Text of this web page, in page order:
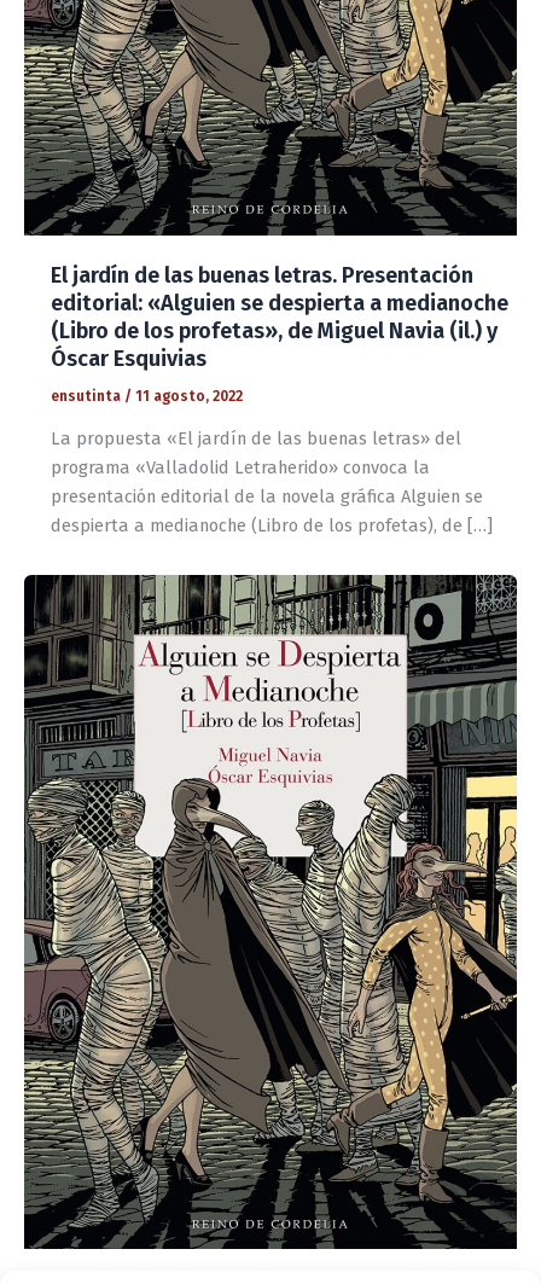
El jardín de las buenas letras. Presentación
editorial: «Alguien se despierta a medianoche
(Libro de los profetas», de Miguel Navia (il.) y
Óscar Esquivias
ensutinta / 11 agosto, 2022
La propuesta «El jardín de las buenas letras» del
programa «Valladolid Letraherido» convoca la
presentación editorial de la novela gráfica Alguien se
despierta a medianoche (Libro de los profetas), de […]